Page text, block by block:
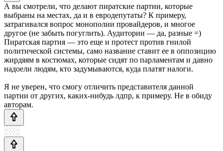
А вы смотрели, что делают пиратские партии, которые
выбраны на местах, да и в евродепутаты? К примеру,
затрагивался вопрос монополии провайдеров, и многое
другое (не забыть погуглить). Аудитории — да, разные =)
Пиратская партия — это еще и протест против гнилой
политической системы, само название ставит ее в оппозицию
жирдяям в костюмах, которые сидят по парламентам и давно
надоели людям, кто задумываются, куда платят налоги.
Я не уверен, что смогу отличить представителя данной
партии от других, каких-нибудь лдпр, к примеру. Не в обиду
авторам.